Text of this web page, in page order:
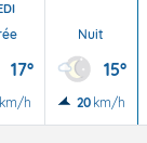
17°
km/h
Nuit
15°
20 km/h